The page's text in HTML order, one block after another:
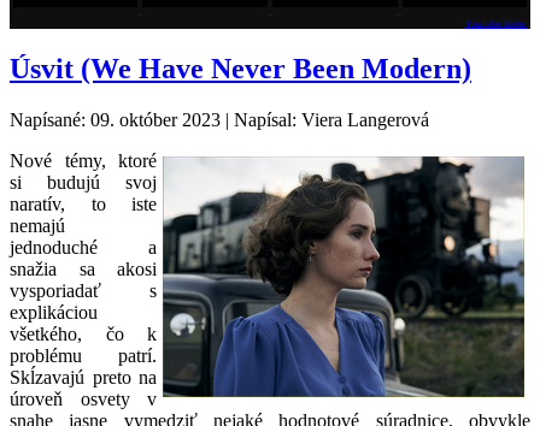
YouTube Slider
Úsvit (We Have Never Been Modern)
Napísané: 09. október 2023 | Napísal: Viera Langerová
Nové témy, ktoré
si budujú svoj
naratív, to iste
nemajú
jednoduché a
snažia sa akosi
vysporiadať s
explikáciou
všetkého, čo k
problému patrí.
Skĺzavajú preto na
úroveň osvety v
snahe jasne vymedziť nejaké hodnotové súradnice, obvykle